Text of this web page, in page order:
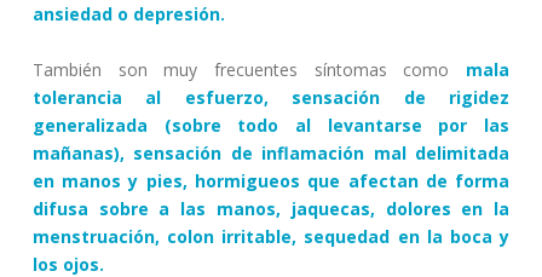
ansiedad o depresión.
También son muy frecuentes síntomas como mala
tolerancia al esfuerzo, sensación de rigidez
generalizada (sobre todo al levantarse por las
mañanas), sensación de inflamación mal delimitada
en manos y pies, hormigueos que afectan de forma
difusa sobre a las manos, jaquecas, dolores en la
menstruación, colon irritable, sequedad en la boca y
los ojos.